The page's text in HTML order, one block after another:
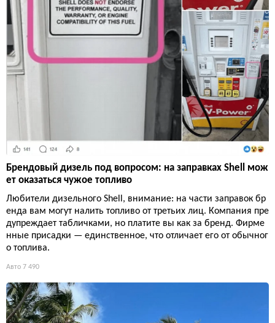
Брендовый дизель под вопросом: на заправках Shell мож
ет оказаться чужое топливо
Любители дизельного Shell, внимание: на части заправок бр
енда вам могут налить топливо от третьих лиц. Компания пре
дупреждает табличками, но платите вы как за бренд. Фирме
нные присадки — единственное, что отличает его от обычног
о топлива.
Авто 7 490